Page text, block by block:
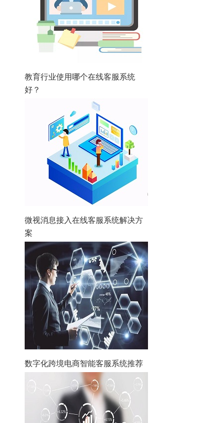
教育行业使用哪个在线客服系统
好？
微视消息接入在线客服系统解决方
案
数字化跨境电商智能客服系统推荐